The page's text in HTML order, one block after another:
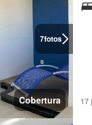
7fotos
Cobertura 17